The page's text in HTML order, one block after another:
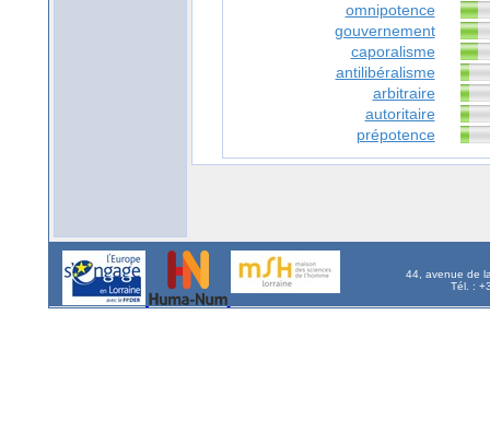
omnipotence
gouvernement
caporalisme
antilibéralisme
arbitraire
autoritaire
prépotence
44, avenue de
Tél. :